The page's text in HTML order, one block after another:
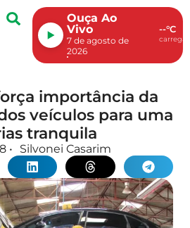
Ouça Ao
Vivo
7 de agosto de
2026
--°C
importância da
veículos para uma
tranquila
• Silvonei Casarim